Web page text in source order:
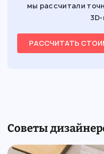
мы рассчитали
РАССЧИТАТЬ
Советы